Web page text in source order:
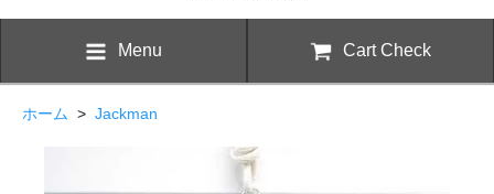
Menu Cart Check
ホーム > Jackman